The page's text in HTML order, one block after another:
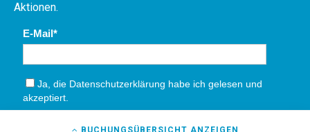
BUCHUNGSÜBERSICHT ANZEIGEN
Aktionen.
E-Mail
Ja, die Datenschutzerklärung habe ich gelesen und
akzeptiert.
Absenden